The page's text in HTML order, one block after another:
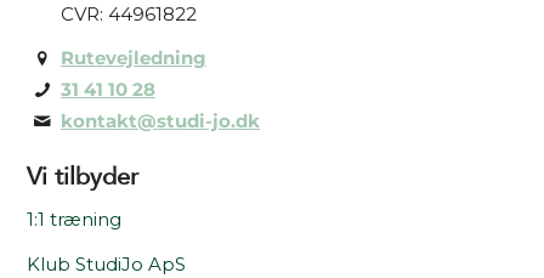
CVR: 44961822
Rutevejledning
31 41 10 28
kontakt@studi-jo.dk
Vi tilbyder
1:1 træning
Klub StudiJo ApS